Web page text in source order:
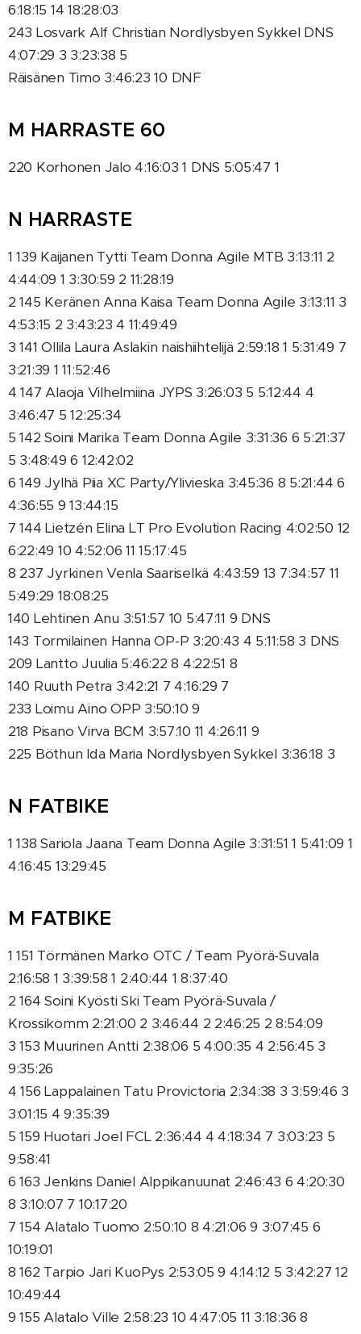
6:18:15 14 18:28:03
243 Losvark Alf Christian Nordlysbyen Sykkel DNS
4:07:29 3 3:23:38 5
Räisänen Timo 3:46:23 10 DNF
M HARRASTE 60
220 Korhonen Jalo 4:16:03 1 DNS 5:05:47 1
N HARRASTE
1 139 Kaijanen Tytti Team Donna Agile MTB 3:13:11 2
4:44:09 1 3:30:59 2 11:28:19
2 145 Keränen Anna Kaisa Team Donna Agile 3:13:11 3
4:53:15 2 3:43:23 4 11:49:49
3 141 Ollila Laura Aslakin naishiihtelijä 2:59:18 1 5:31:49 7
3:21:39 1 11:52:46
4 147 Alaoja Vilhelmiina JYPS 3:26:03 5 5:12:44 4
3:46:47 5 12:25:34
5 142 Soini Marika Team Donna Agile 3:31:36 6 5:21:37
5 3:48:49 6 12:42:02
6 149 Jylhä Piia XC Party/Ylivieska 3:45:36 8 5:21:44 6
4:36:55 9 13:44:15
7 144 Lietzén Elina LT Pro Evolution Racing 4:02:50 12
6:22:49 10 4:52:06 11 15:17:45
8 237 Jyrkinen Venla Saariselkä 4:43:59 13 7:34:57 11
5:49:29 18:08:25
140 Lehtinen Anu 3:51:57 10 5:47:11 9 DNS
143 Tormilainen Hanna OP-P 3:20:43 4 5:11:58 3 DNS
209 Lantto Juulia 5:46:22 8 4:22:51 8
140 Ruuth Petra 3:42:21 7 4:16:29 7
233 Loimu Aino OPP 3:50:10 9
218 Pisano Virva BCM 3:57:10 11 4:26:11 9
225 Böthun Ida Maria Nordlysbyen Sykkel 3:36:18 3
N FATBIKE
1 138 Sariola Jaana Team Donna Agile 3:31:51 1 5:41:09 1
4:16:45 13:29:45
M FATBIKE
1 151 Törmänen Marko OTC / Team Pyörä-Suvala
2:16:58 1 3:39:58 1 2:40:44 1 8:37:40
2 164 Soini Kyösti Ski Team Pyörä-Suvala /
Krossikomm 2:21:00 2 3:46:44 2 2:46:25 2 8:54:09
3 153 Muurinen Antti 2:38:06 5 4:00:35 4 2:56:45 3
9:35:26
4 156 Lappalainen Tatu Provictoria 2:34:38 3 3:59:46 3
3:01:15 4 9:35:39
5 159 Huotari Joel FCL 2:36:44 4 4:18:34 7 3:03:23 5
9:58:41
6 163 Jenkins Daniel Alppikanuunat 2:46:43 6 4:20:30
8 3:10:07 7 10:17:20
7 154 Alatalo Tuomo 2:50:10 8 4:21:06 9 3:07:45 6
10:19:01
8 162 Tarpio Jari KuoPys 2:53:05 9 4:14:12 5 3:42:27 12
10:49:44
9 155 Alatalo Ville 2:58:23 10 4:47:05 11 3:18:36 8